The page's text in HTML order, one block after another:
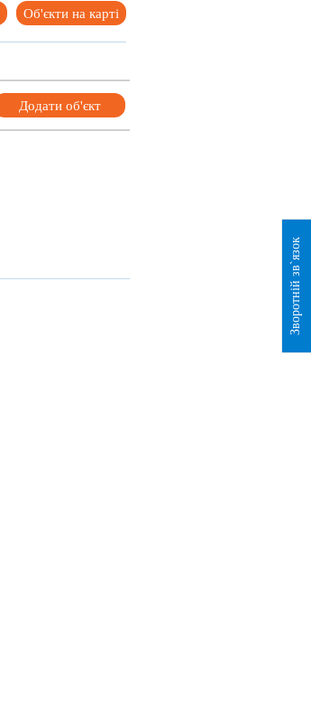
Об'єкти на карті
Додати об'єкт
Зворотній зв`язок